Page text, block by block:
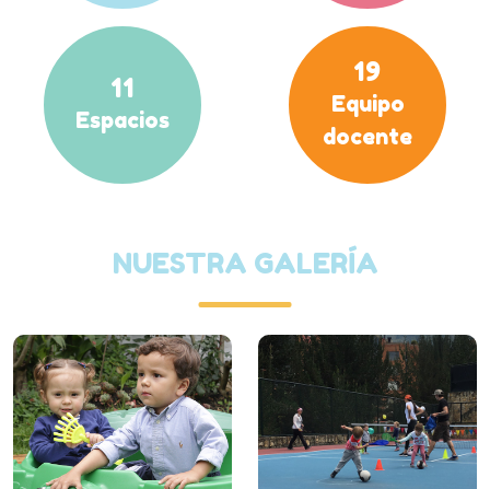
11
Espacios
19
Equipo
docente
NUESTRA GALERÍA